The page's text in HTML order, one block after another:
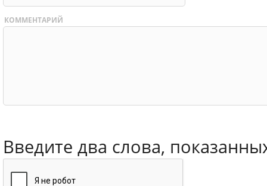
КОММЕНТАРИЙ
Введите два слова,